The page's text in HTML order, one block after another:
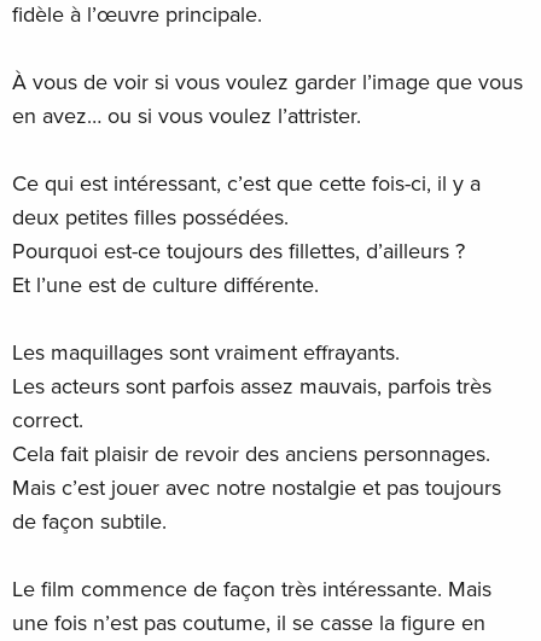
fidèle à l’œuvre principale.
À vous de voir si vous voulez garder l’image que vous
en avez… ou si vous voulez l’attrister.
Ce qui est intéressant, c’est que cette fois-ci, il y a
deux petites filles possédées.
Pourquoi est-ce toujours des fillettes, d’ailleurs ?
Et l’une est de culture différente.
Les maquillages sont vraiment effrayants.
Les acteurs sont parfois assez mauvais, parfois très
correct.
Cela fait plaisir de revoir des anciens personnages.
Mais c’est jouer avec notre nostalgie et pas toujours
de façon subtile.
Le film commence de façon très intéressante. Mais
une fois n’est pas coutume, il se casse la figure en